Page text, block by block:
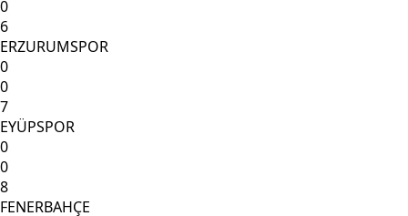
0
6
ERZURUMSPOR
0
0
7
EYÜPSPOR
0
0
8
FENERBAHÇE